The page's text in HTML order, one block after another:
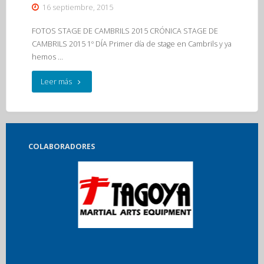
16 septiembre, 2015
FOTOS STAGE DE CAMBRILS 2015 CRÓNICA STAGE DE
CAMBRILS 2015 1º DÍA Primer día de stage en Cambrils y ya
hemos …
Leer más"Stage
2015"
COLABORADORES